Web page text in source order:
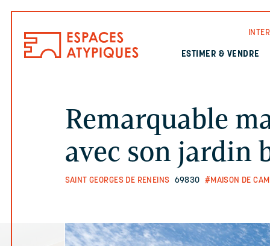
ESTIMER & VENDRE
Remarquable
avec son jardin
SAINT GEORGES DE RENEINS 69830 #MAISON DE